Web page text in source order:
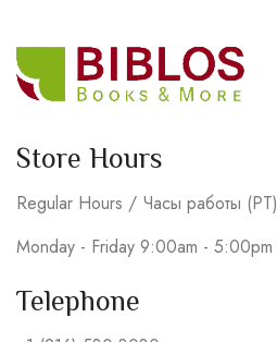
Store Hours
Regular Hours / Часы работы (PT)
Monday - Friday 9:00am - 5:00pm
Telephone